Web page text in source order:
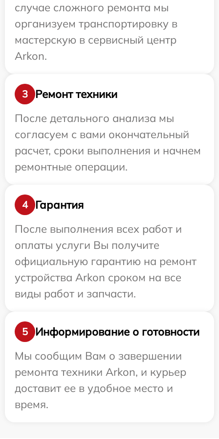
случае сложного ремонта мы
организуем транспортировку в
мастерскую в сервисный центр
Arkon.
3
Ремонт техники
После детального анализа мы
согласуем с вами окончательный
расчет, сроки выполнения и начнем
ремонтные операции.
4
Гарантия
После выполнения всех работ и
оплаты услуги Вы получите
официальную гарантию на ремонт
устройства Arkon сроком на все
виды работ и запчасти.
5
Информирование о готовности
Мы сообщим Вам о завершении
ремонта техники Arkon, и курьер
доставит ее в удобное место и
время.